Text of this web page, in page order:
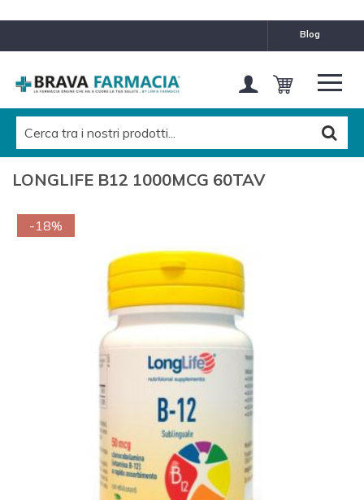
blog
LONGLIFE B12 1000MCG 60TAV
-18%